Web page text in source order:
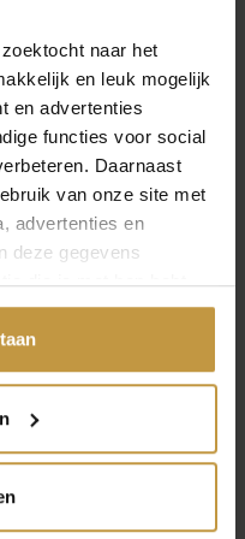
naar het
en leuk mogelijk
en advertenties
functies voor social
Daarnaast
van onze site met
advertenties en
deze gegevens
die je met hen hebt
via jouw gebruik van
Aanbieding!
€860,00O
o
r
s
p
o
e
i
€774,00H
i
e
i
s
SEIKO PROSPEX
SSC953P1 SOLAR
HORLOGE LIMITE…